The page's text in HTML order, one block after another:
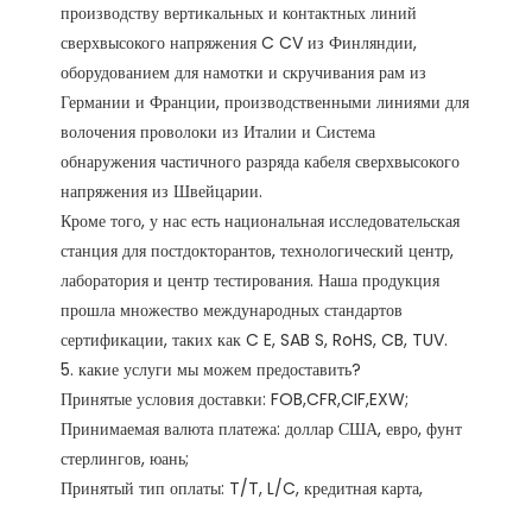
производству вертикальных и контактных линий
сверхвысокого напряжения C CV из Финляндии,
оборудованием для намотки и скручивания рам из
Германии и Франции, производственными линиями для
волочения проволоки из Италии и Система
обнаружения частичного разряда кабеля сверхвысокого
напряжения из Швейцарии.
Кроме того, у нас есть национальная исследовательская
станция для постдокторантов, технологический центр,
лаборатория и центр тестирования. Наша продукция
прошла множество международных стандартов
сертификации, таких как C E, SAB S, RoHS, CB, TUV.
5. какие услуги мы можем предоставить?
Принятые условия доставки: FOB,CFR,CIF,EXW;
Принимаемая валюта платежа: доллар США, евро, фунт
стерлингов, юань;
Принятый тип оплаты: T/T, L/C, кредитная карта,